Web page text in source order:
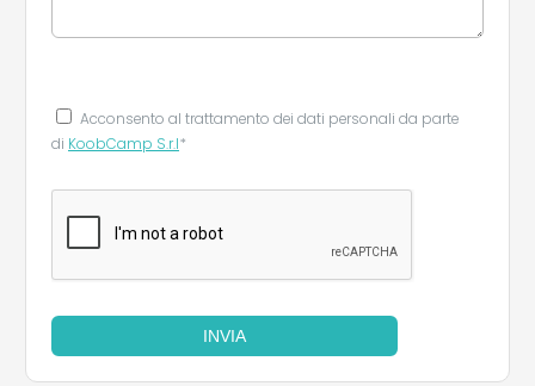
Acconsento al trattamento dei dati personali da parte
di KoobCamp S.r.l*
INVIA